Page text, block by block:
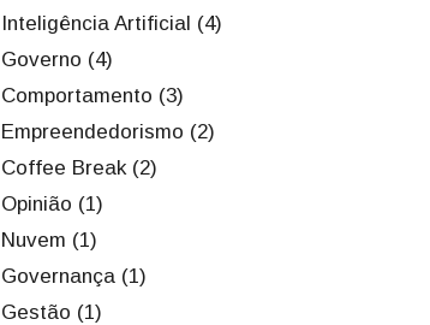
Inteligência Artificial (4)
Governo (4)
Comportamento (3)
Empreendedorismo (2)
Coffee Break (2)
Opinião (1)
Nuvem (1)
Governança (1)
Gestão (1)